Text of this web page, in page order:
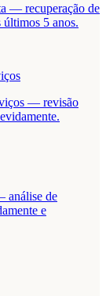
— recuperação de
5 anos.
— revisão
análise de
e